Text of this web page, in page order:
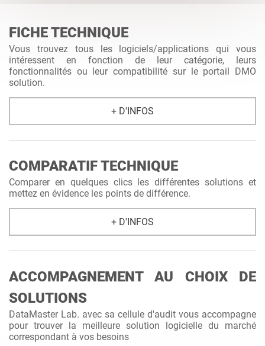
FICHE TECHNIQUE
Vous trouvez tous les logiciels/applications qui vous
intéressent en fonction de leur catégorie, leurs
fonctionnalités ou leur compatibilité sur le portail DMO
solution.
+ D'INFOS
COMPARATIF TECHNIQUE
Comparer en quelques clics les différentes solutions et
mettez en évidence les points de différence.
+ D'INFOS
ACCOMPAGNEMENT AU CHOIX DE
SOLUTIONS
DataMaster Lab. avec sa cellule d'audit vous accompagne
pour trouver la meilleure solution logicielle du marché
correspondant à vos besoins